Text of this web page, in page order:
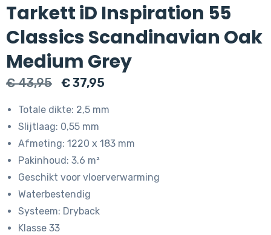
Tarkett iD Inspiration 55
Classics Scandinavian Oak
Medium Grey
€43,95
Oorspronkelijke
€ 43,95.
€37,95
€ 37,95.
Totale dikte: 2,5 mm
Slijtlaag: 0,55 mm
Afmeting: 1220 x 183 mm
Pakinhoud: 3.6 m²
Geschikt voor vloerverwarming
Waterbestendig
Systeem: Dryback
Klasse 33